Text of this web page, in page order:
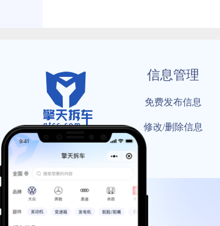
信息管理
免费发布信息
修改/删除信息